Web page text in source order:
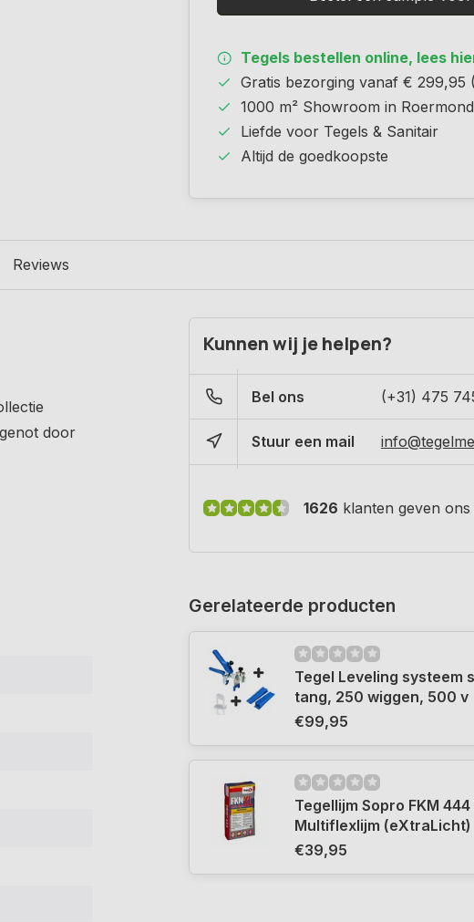
Tegels bestellen online, lees
Gratis bezorging vanaf € 299,95
1000 m² Showroom in Roermond
Liefde voor Tegels & Sanitair
Altijd de goedkoopste
Reviews
door
Kunnen wij je helpen?
Bel ons (+31) 475
Stuur een mail
1626 klanten geven ons
Gerelateerde producten
Tegel Leveling systeem
tang, 250 wiggen, 500 v
€99,95
Tegellijm Sopro FKM 444
Multiflexlijm (eXtraLicht)
€39,95